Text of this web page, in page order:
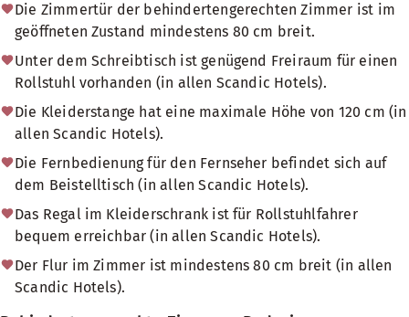
Die Zimmertür der behindertengerechten Zimmer ist im
geöffneten Zustand mindestens 80 cm breit.
Unter dem Schreibtisch ist genügend Freiraum für einen
Rollstuhl vorhanden (in allen Scandic Hotels).
Die Kleiderstange hat eine maximale Höhe von 120 cm (in
allen Scandic Hotels).
Die Fernbedienung für den Fernseher befindet sich auf
dem Beistelltisch (in allen Scandic Hotels).
Das Regal im Kleiderschrank ist für Rollstuhlfahrer
bequem erreichbar (in allen Scandic Hotels).
Der Flur im Zimmer ist mindestens 80 cm breit (in allen
Scandic Hotels).